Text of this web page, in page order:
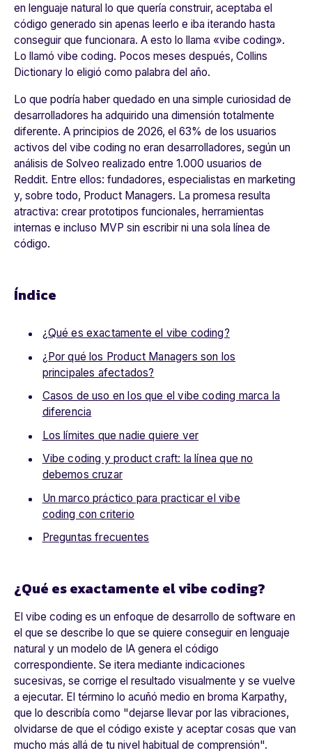
en lenguaje natural lo que quería construir, aceptaba el
código generado sin apenas leerlo e iba iterando hasta
conseguir que funcionara. A esto lo llama «vibe coding».
Lo llamó vibe coding. Pocos meses después, Collins
Dictionary lo eligió como palabra del año.
Lo que podría haber quedado en una simple curiosidad de
desarrolladores ha adquirido una dimensión totalmente
diferente. A principios de 2026, el 63% de los usuarios
activos del vibe coding no eran desarrolladores, según un
análisis de Solveo realizado entre 1.000 usuarios de
Reddit. Entre ellos: fundadores, especialistas en marketing
y, sobre todo, Product Managers. La promesa resulta
atractiva: crear prototipos funcionales, herramientas
internas e incluso MVP sin escribir ni una sola línea de
código.
Índice
¿Qué es exactamente el vibe coding?
¿Por qué los Product Managers son los
principales afectados?
Casos de uso en los que el vibe coding marca la
diferencia
Los límites que nadie quiere ver
Vibe coding y product craft: la línea que no
debemos cruzar
Un marco práctico para practicar el vibe
coding con criterio
Preguntas frecuentes
¿Qué es exactamente el vibe coding?
El vibe coding es un enfoque de desarrollo de software en
el que se describe lo que se quiere conseguir en lenguaje
natural y un modelo de IA genera el código
correspondiente. Se itera mediante indicaciones
sucesivas, se corrige el resultado visualmente y se vuelve
a ejecutar. El término lo acuñó medio en broma Karpathy,
que lo describía como "dejarse llevar por las vibraciones,
olvidarse de que el código existe y aceptar cosas que van
mucho más allá de tu nivel habitual de comprensión".